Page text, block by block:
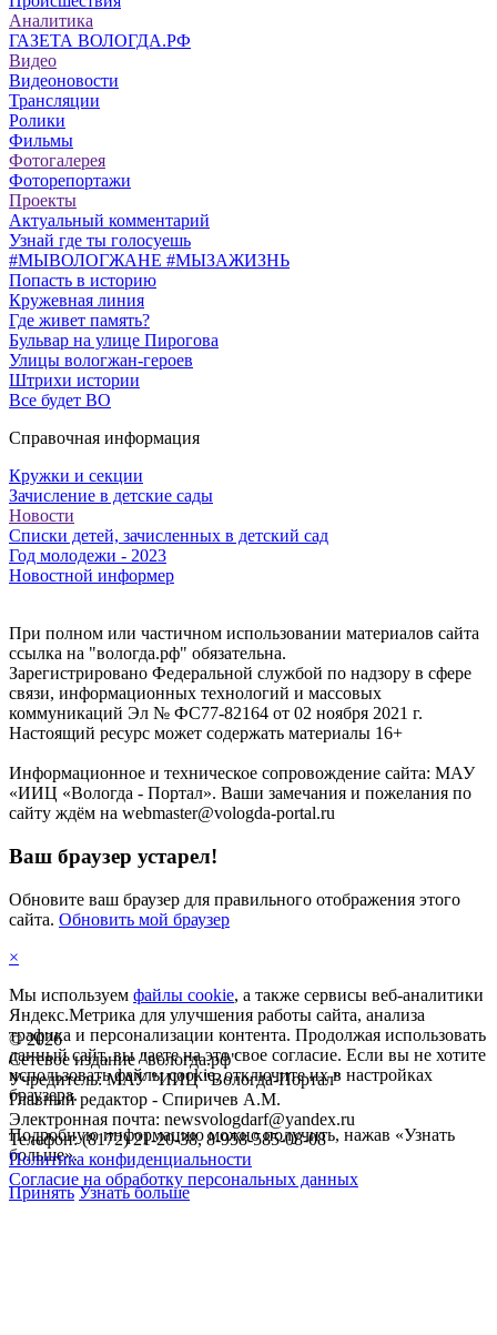
Аналитика
ГАЗЕТА ВОЛОГДА.РФ
Видео
Видеоновости
Трансляции
Ролики
Фильмы
Фотогалерея
Фоторепортажи
Проекты
Актуальный комментарий
Узнай где ты голосуешь
#МЫВОЛОГЖАНЕ #МЫЗАЖИЗНЬ
Попасть в историю
Кружевная линия
Где живет память?
Бульвар на улице Пирогова
Улицы вологжан-героев
Штрихи истории
Все будет ВО
Справочная информация
Кружки и секции
Зачисление в детские сады
Новости
Списки детей, зачисленных в детский сад
Год молодежи - 2023
©2026
Сетевое издание "вологда.рф"
Учредитель: МАУ "ИИЦ "Вологда-Портал"
Главный редактор - Спиричев А.М.
Электронная почта: newsvologdarf@yandex.ru
Телефон: (8172) 21-20-38, 8-958-585-08-08
Политика конфиденциальности
Согласие на обработку персональных данных
Новостной информер
При полном или частичном использовании материалов сайта
ссылка на "вологда.рф" обязательна.
Зарегистрировано Федеральной службой по надзору в сфере
связи, информационных технологий и массовых
коммуникаций Эл № ФС77-82164 от 02 ноября 2021 г.
Настоящий ресурс может содержать материалы 16+
Информационное и техническое сопровождение сайта: МАУ
«ИИЦ «Вологда - Портал». Ваши замечания и пожелания по
сайту ждём на webmaster@vologda-portal.ru
Ваш браузер устарел!
Обновите ваш браузер для правильного отображения этого
сайта. Обновить мой браузер
×
Мы используем файлы cookie, а также сервисы веб-аналитики
Яндекс.Метрика для улучшения работы сайта, анализа
трафика и персонализации контента. Продолжая использовать
данный сайт, вы даете на это свое согласие. Если вы не хотите
использовать файлы cookie, отключите их в настройках
браузера.
Подробную информацию можно получить, нажав «Узнать
больше».
Принять Узнать больше